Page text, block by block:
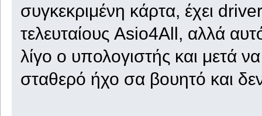
συγκεκριμένη κάρτα, έχει
τελευταίους Asio4All, αλλά
λίγο ο υπολογιστής και μετά
σταθερό ήχο σα βουητό και